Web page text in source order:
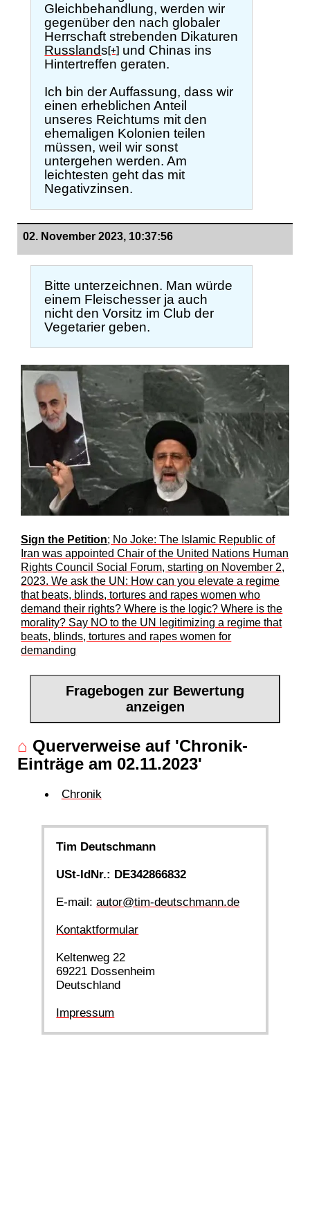
Gleichbehandlung, werden wir
gegenüber den nach globaler
Herrschaft strebenden Dikaturen
Russlands[+] und Chinas ins
Hintertreffen geraten.
Ich bin der Auffassung, dass wir
einen erheblichen Anteil
unseres Reichtums mit den
ehemaligen Kolonien teilen
müssen, weil wir sonst
untergehen werden. Am
leichtesten geht das mit
Negativzinsen.
02. November 2023, 10:37:56
Bitte unterzeichnen. Man würde
einem Fleischesser ja auch
nicht den Vorsitz im Club der
Vegetarier geben.
Sign the Petition; No Joke: The Islamic Republic of
Iran was appointed Chair of the United Nations Human
Rights Council Social Forum, starting on November 2,
2023. We ask the UN: How can you elevate a regime
that beats, blinds, tortures and rapes women who
demand their rights? Where is the logic? Where is the
morality? Say NO to the UN legitimizing a regime that
beats, blinds, tortures and rapes women for
demanding
Fragebogen zur Bewertung
anzeigen
⌂ Querverweise auf 'Chronik-
Einträge am 02.11.2023'
Chronik
Tim Deutschmann
USt-IdNr.: DE342866832
E-mail:autor@tim-deutschmann.de
Kontaktformular
Keltenweg 22
69221 Dossenheim
Deutschland
Impressum